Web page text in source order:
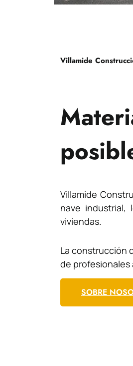
Villamide
Villamide
nave
viviendas.
La construcción
de profesionales
SOBRE